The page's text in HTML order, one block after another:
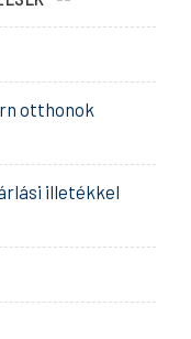
otthonok
illetékkel